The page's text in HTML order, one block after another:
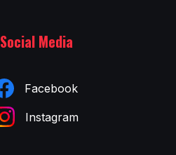
Social Media
Facebook
Instagram